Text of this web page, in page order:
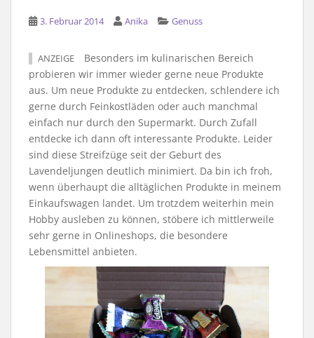
3. Februar 2014 Anika Genuss
ANZEIGE
Besonders im kulinarischen Bereich
probieren wir immer wieder gerne neue Produkte
aus. Um neue Produkte zu entdecken, schlendere ich
gerne durch Feinkostläden oder auch manchmal
einfach nur durch den Supermarkt. Durch Zufall
entdecke ich dann oft interessante Produkte. Leider
sind diese Streifzüge seit der Geburt des
Lavendeljungen deutlich minimiert. Da bin ich froh,
wenn überhaupt die alltäglichen Produkte in meinem
Einkaufswagen landet. Um trotzdem weiterhin mein
Hobby ausleben zu können, stöbere ich mittlerweile
sehr gerne in Onlineshops, die besondere
Lebensmittel anbieten.